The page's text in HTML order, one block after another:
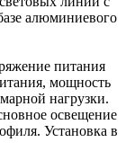
алюминиевого
питания
мощность
нагрузки.
освещение
Установка в